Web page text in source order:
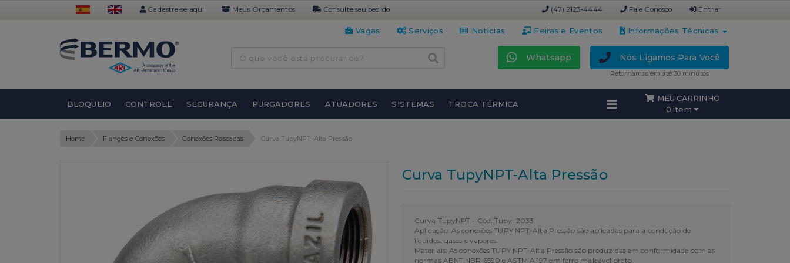
Cadastre-se aqui Meus Orçamentos Consulte seu pedido (47) 2123-4444 Fale Conosco Entrar
Vagas Serviços Notícias Feiras e Eventos Informações Técnicas
Nós Ligamos Para Você
Retornamos em até 30 minutos
Whatsapp
BLOQUEIO CONTROLE SEGURANÇA PURGADORES ATUADORES SISTEMAS TROCA TÉRMICA
MEU CARRINHO
0 item
Home Flanges e Conexões Conexões Roscadas Curva TupyNPT-Alta Pressão
Curva TupyNPT-Alta Pressão
Curva TupyNPT - Cód. Tupy: 2033
Aplicação: As conexões TUPY NPT-Alta Pressão são aplicadas para a condução de
líquidos, gases e vapores.
Materiais: As conexões TUPY NPT-Alta Pressão são produzidas em conformidade com as
normas ABNT NBR 6590 e ASTM A 197 em ferro maleável preto.